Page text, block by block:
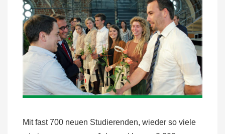
Mit fast 700 neuen Studierenden, wieder so viele